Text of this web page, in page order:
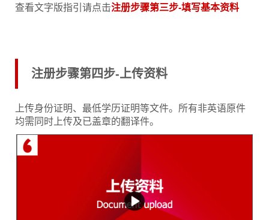
查看文字版指引请点击注册步骤第三步-填写基本资料
注册步骤第四步-上传资料
上传身份证明、最低学历证明等文件。所有非英语原件
均需同时上传及已盖章的翻译件。